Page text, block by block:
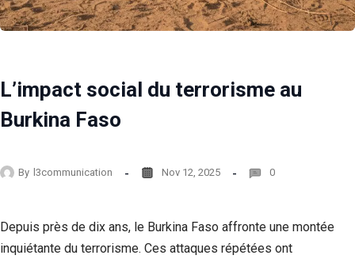
L’impact social du terrorisme au
Burkina Faso
By l3communication Nov 12, 2025 0
Depuis près de dix ans, le Burkina Faso affronte une montée
inquiétante du terrorisme. Ces attaques répétées ont